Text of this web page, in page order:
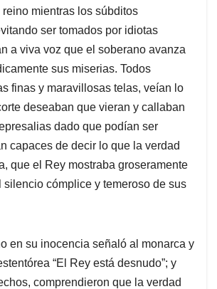
mientras los súbditos
ser tomados por idiotas
a viva voz que el soberano avanza
sus miserias. Todos
finas y maravillosas telas, veían lo
deseaban que vieran y callaban
dado que podían ser
capaces de decir lo que la verdad
que el Rey mostraba groseramente
silencio cómplice y temeroso de sus
en su inocencia señaló al monarca y
“El Rey está desnudo”; y
comprendieron que la verdad